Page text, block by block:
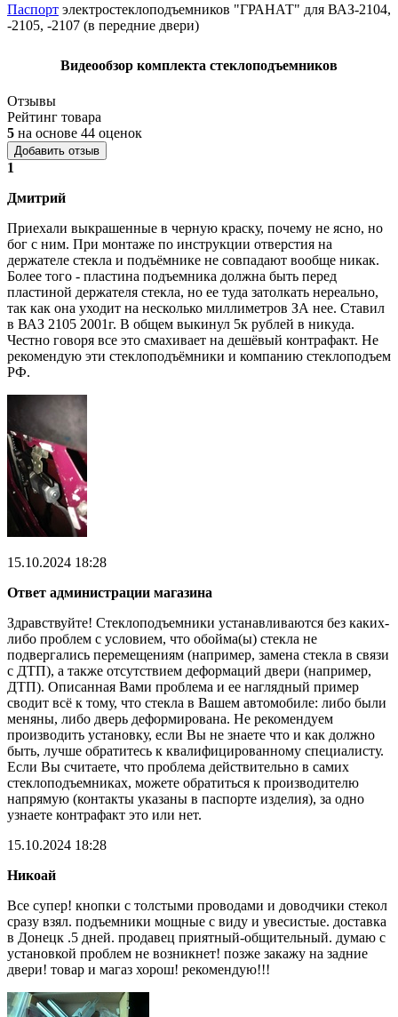
Паспорт электростеклоподъемников "ГРАНАТ" для ВАЗ-2104,
-2105, -2107 (в передние двери)
Видеообзор комплекта стеклоподъемников
Отзывы
Рейтинг товара
5 на основе 44 оценок
Добавить отзыв
1
Дмитрий
Приехали выкрашенные в черную краску, почему не ясно, но
бог с ним. При монтаже по инструкции отверстия на
держателе стекла и подъёмнике не совпадают вообще никак.
Более того - пластина подъемника должна быть перед
пластиной держателя стекла, но ее туда затолкать нереально,
так как она уходит на несколько миллиметров ЗА нее. Ставил
в ВАЗ 2105 2001г. В общем выкинул 5к рублей в никуда.
Честно говоря все это смахивает на дешёвый контрафакт. Не
рекомендую эти стеклоподъёмники и компанию стеклоподъем
РФ.
15.10.2024 18:28
Ответ администрации магазина
Здравствуйте! Стеклоподъемники устанавливаются без каких-
либо проблем с условием, что обойма(ы) стекла не
подвергались перемещениям (например, замена стекла в связи
с ДТП), а также отсутствием деформаций двери (например,
ДТП). Описанная Вами проблема и ее наглядный пример
сводит всё к тому, что стекла в Вашем автомобиле: либо были
меняны, либо дверь деформирована. Не рекомендуем
производить установку, если Вы не знаете что и как должно
быть, лучше обратитесь к квалифицированному специалисту.
Если Вы считаете, что проблема действительно в самих
стеклоподъемниках, можете обратиться к производителю
напрямую (контакты указаны в паспорте изделия), за одно
узнаете контрафакт это или нет.
15.10.2024 18:28
Никоай
Все супер! кнопки с толстыми проводами и доводчики стекол
сразу взял. подъемники мощные с виду и увесистые. доставка
в Донецк .5 дней. продавец приятный-общительный. думаю с
установкой проблем не возникнет! позже закажу на задние
двери! товар и магаз хорош! рекомендую!!!